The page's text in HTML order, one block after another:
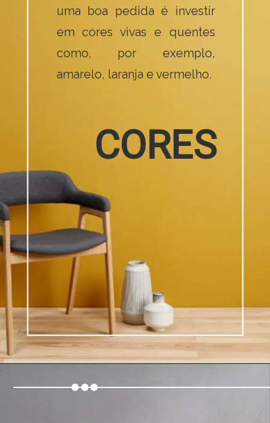
uma boa pedida é investir
em cores vivas e quentes
como, por exemplo,
amarelo, laranja e vermelho.
CORES